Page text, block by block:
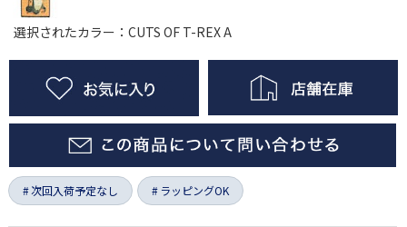
選択されたカラー：CUTS OF T-REX A
次回入荷予定なし ラッピングOK